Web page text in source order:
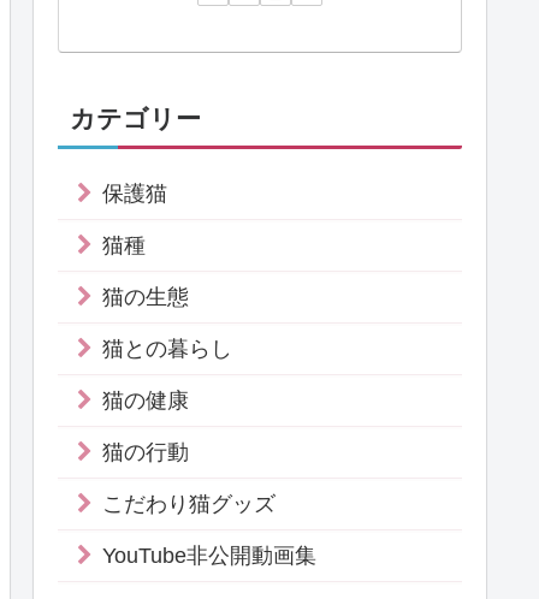
カテゴリー
保護猫
猫種
猫の生態
猫との暮らし
猫の健康
猫の行動
こだわり猫グッズ
YouTube非公開動画集